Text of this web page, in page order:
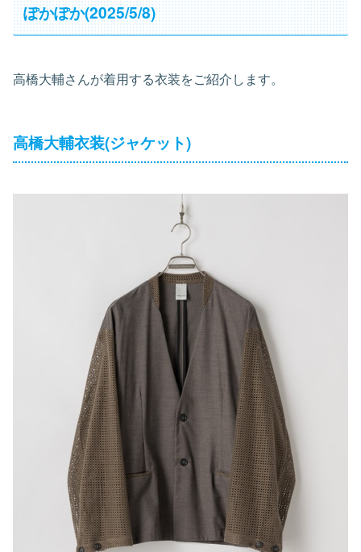
ぽかぽか(2025/5/8)
高橋大輔さんが着用する衣装をご紹介します。
高橋大輔衣装(ジャケット)